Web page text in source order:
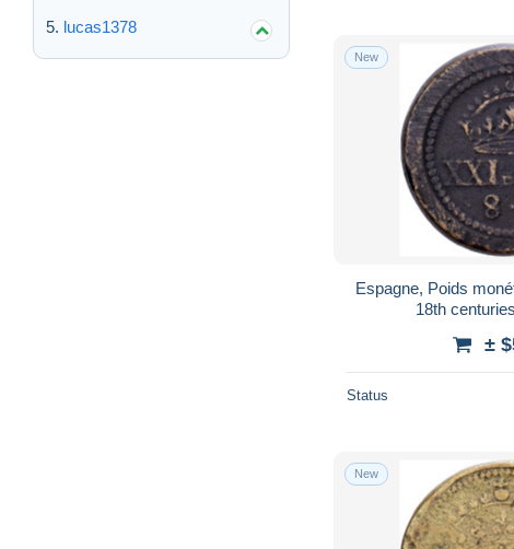
lucas1378
New
Espagne, Poids
18th
±
Status
New